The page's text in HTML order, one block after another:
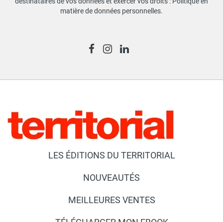
matière de données personnelles.
LES ÉDITIONS DU TERRITORIAL
NOUVEAUTÉS
MEILLEURES VENTES